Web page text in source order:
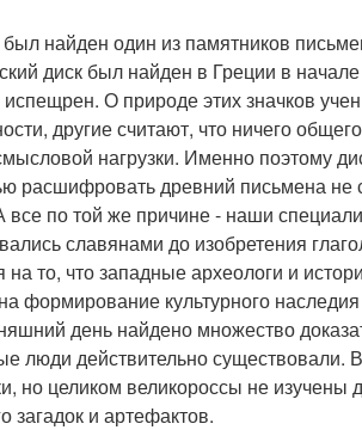
найден один из памятников
диск был найден в Греции в
О природе этих значков
другие считают, что ничего
нагрузки. Именно поэтому
расшифровать древний письмена не
все по той же причине - наши
славянами до изобретения
на то, что западные археологи и
формирование культурного
день найдено множество
люди действительно существовали.
но целиком великороссы не изучены
загадок и артефактов.